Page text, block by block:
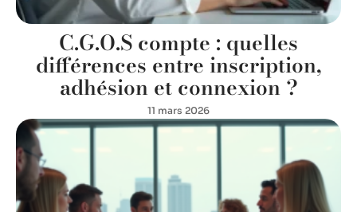
C.G.O.S compte : quelles
différences entre inscription,
adhésion et connexion ?
11 mars 2026